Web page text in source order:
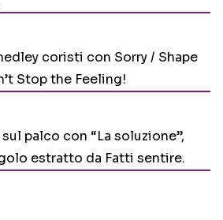
coristi con Sorry / Shape
Stop the Feeling!
sul palco con “La soluzione”,
estratto da Fatti sentire.